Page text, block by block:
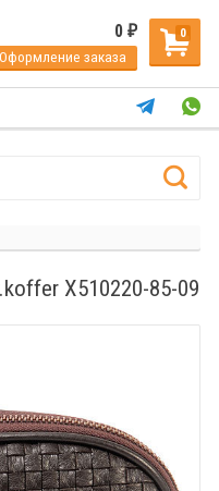
0
0₽
Оформление заказа
X510220-85-09